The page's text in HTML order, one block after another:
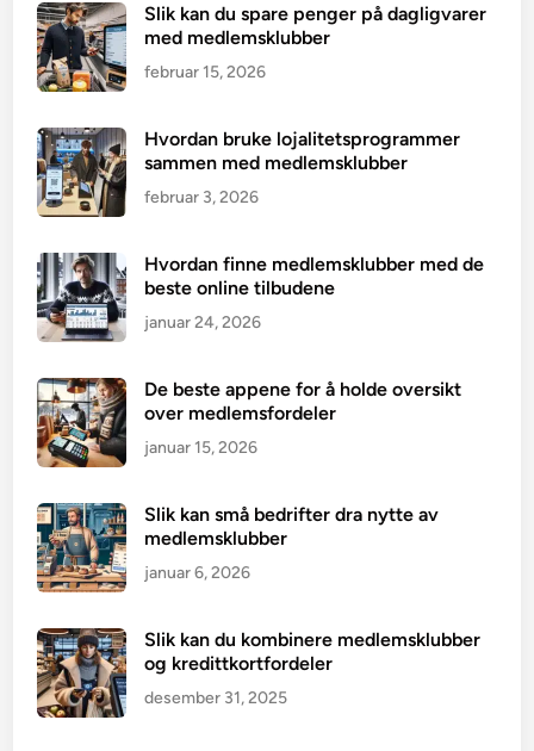
Slik kan du spare penger på dagligvarer
med medlemsklubber
februar 15, 2026
Hvordan bruke lojalitetsprogrammer
sammen med medlemsklubber
februar 3, 2026
Hvordan finne medlemsklubber med de
beste online tilbudene
januar 24, 2026
De beste appene for å holde oversikt
over medlemsfordeler
januar 15, 2026
Slik kan små bedrifter dra nytte av
medlemsklubber
januar 6, 2026
Slik kan du kombinere medlemsklubber
og kredittkortfordeler
desember 31, 2025